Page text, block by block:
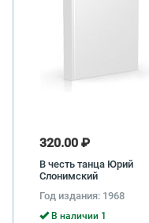
320.00 ₽
В честь танца Юрий
Слонимский
Год издания: 1968
В наличии 1